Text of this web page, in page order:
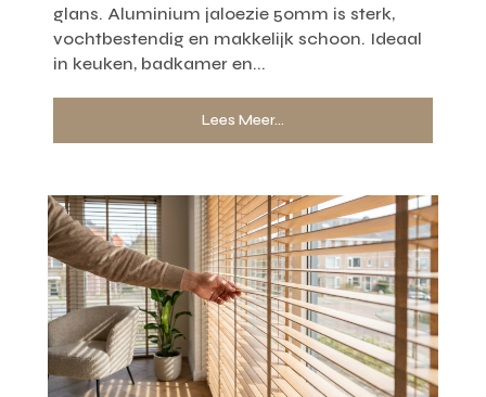
glans. Aluminium jaloezie 50mm is sterk,
vochtbestendig en makkelijk schoon. Ideaal
in keuken, badkamer en...
Lees Meer...